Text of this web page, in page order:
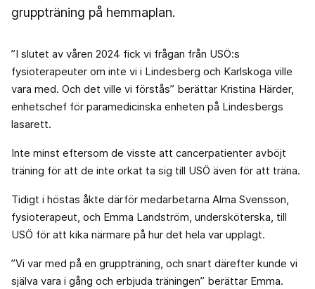
gruppträning på hemmaplan.
”I slutet av våren 2024 fick vi frågan från USÖ:s
fysioterapeuter om inte vi i Lindesberg och Karlskoga ville
vara med. Och det ville vi förstås” berättar Kristina Härder,
enhetschef för paramedicinska enheten på Lindesbergs
lasarett.
Inte minst eftersom de visste att cancerpatienter avböjt
träning för att de inte orkat ta sig till USÖ även för att träna.
Tidigt i höstas åkte därför medarbetarna Alma Svensson,
fysioterapeut, och Emma Landström, undersköterska, till
USÖ för att kika närmare på hur det hela var upplagt.
”Vi var med på en gruppträning, och snart därefter kunde vi
själva vara i gång och erbjuda träningen” berättar Emma.